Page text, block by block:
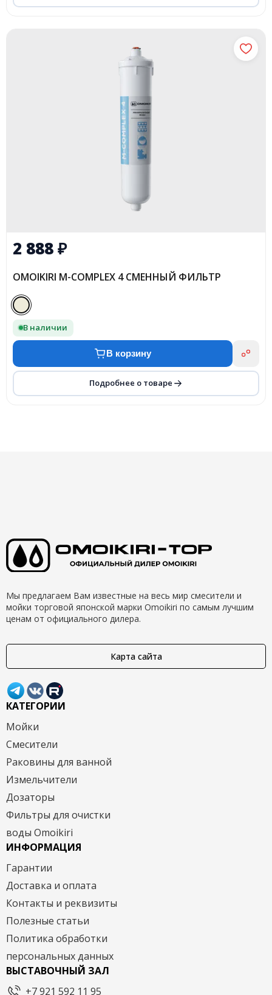
2 888₽
OMOIKIRI M-COMPLEX 4 СМЕННЫЙ ФИЛЬТР
В наличии
В корзину
Подробнее о товаре
Мы предлагаем Вам известные на весь мир смесители и
мойки торговой японской марки Omoikiri по самым лучшим
ценам от официального дилера.
Карта сайта
КАТЕГОРИИ
Мойки
Смесители
Раковины для ванной
Измельчители
Дозаторы
Фильтры для очистки
воды Omoikiri
ИНФОРМАЦИЯ
Гарантии
Доставка и оплата
Контакты и реквизиты
Полезные статьи
Политика обработки
персональных данных
ВЫСТАВОЧНЫЙ ЗАЛ
+7 921 592 11 95